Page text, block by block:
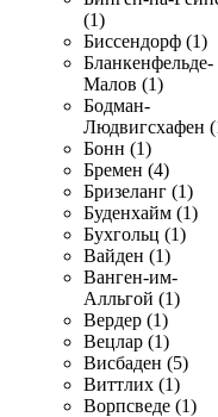
(1)
Биссендорф (1)
Бланкенфельде-
Малов (1)
Бодман-
Людвигсхафен
Бонн (1)
Бремен (4)
Бризеланг (1)
Буденхайм (1)
Бухгольц (1)
Вайден (1)
Ванген-им-
Алльгой (1)
Вердер (1)
Вецлар (1)
Висбаден (5)
Виттлих (1)
Ворпсведе (1)